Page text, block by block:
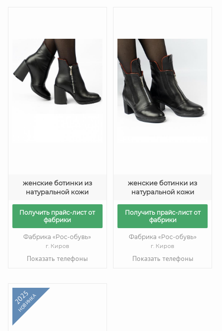
женские ботинки из
натуральной кожи
Получить прайс-лист от
фабрики
Фабрика «Рос-обувь»
г. Киров
Показать телефоны
женские ботинки из
натуральной кожи
Получить прайс-лист от
фабрики
Фабрика «Рос-обувь»
г. Киров
Показать телефоны
2025
НОВИНКА